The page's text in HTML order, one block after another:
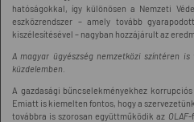
hatóságokkal, így különösen a Nemzeti
eszközrendszer – amely tovább
kiszélesítésével – nagyban hozzájárult az
A magyar ügyészség nemzetközi színtéren
küzdelemben.
A gazdasági bűncselekményekhez
Emiatt is kiemelten fontos, hogy a
továbbra is szorosan együttműködik az OLAF-